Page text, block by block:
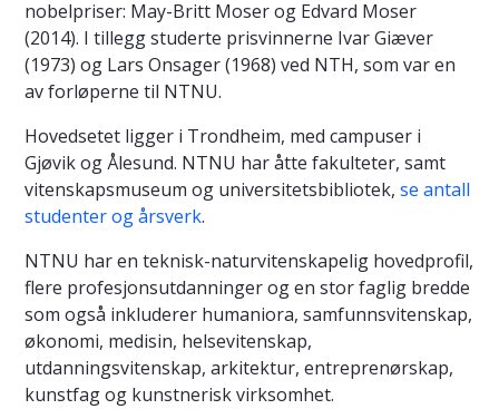
nobelpriser: May-Britt Moser og Edvard Moser
(2014). I tillegg studerte prisvinnerne Ivar Giæver
(1973) og Lars Onsager (1968) ved NTH, som var en
av forløperne til NTNU.
Hovedsetet ligger i Trondheim, med campuser i
Gjøvik og Ålesund. NTNU har åtte fakulteter, samt
vitenskapsmuseum og universitetsbibliotek, se antall
studenter og årsverk.
NTNU har en teknisk-naturvitenskapelig hovedprofil,
flere profesjonsutdanninger og en stor faglig bredde
som også inkluderer humaniora, samfunnsvitenskap,
økonomi, medisin, helsevitenskap,
utdanningsvitenskap, arkitektur, entreprenørskap,
kunstfag og kunstnerisk virksomhet.